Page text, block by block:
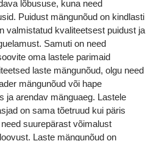
lõbususe, kuna need
Puidust mängunõud on kindlasti
valmistatud kvaliteetsest puidust ja
Samuti on need
oma lastele parimaid
laste mängunõud, olgu need
mängunõud või hape
ja arendav mänguaeg. Lastele
on sama tõetruud kui päris
suurepärast võimalust
Laste mängunõud on